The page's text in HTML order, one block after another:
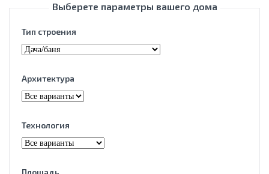
Выберете параметры вашего дома
Тип строения
Архитектура
Технология
Площадь